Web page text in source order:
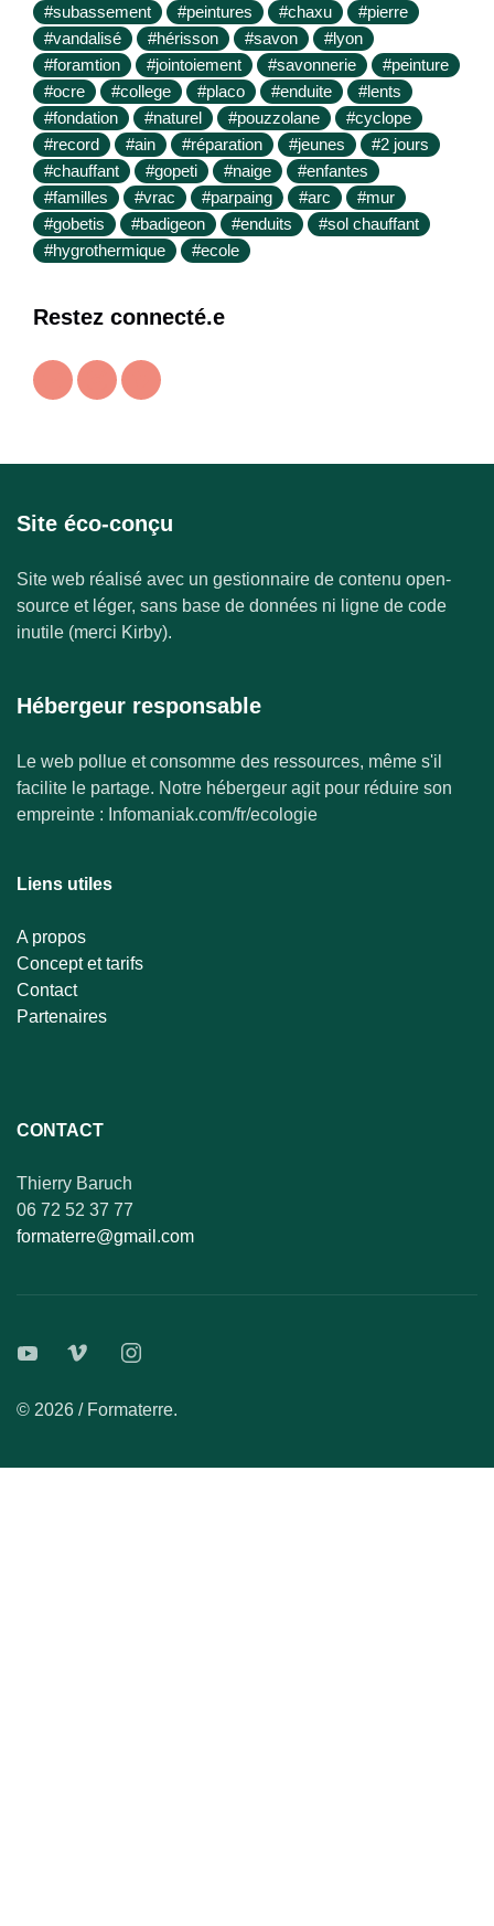
#subassement #peintures #chaxu
#pierre
#vandalisé
#hérisson #savon
#lyon
#foramtion
#jointoiement #savonnerie
#peinture
#ocre
#college #placo #enduite
#lents
#fondation
#naturel #pouzzolane
#cyclope
#record
#ain #réparation #jeunes
#2 jours
#chauffant
#gopeti #naige
#enfantes
#familles
#vrac #parpaing #arc
#mur
#gobetis
#badigeon #enduits
#sol chauffant
#hygrothermique
#ecole
Restez connecté.e
Site éco-conçu
Site web réalisé avec un gestionnaire de contenu open-
source et léger, sans base de données ni ligne de code
inutile (merci Kirby).
Hébergeur responsable
Le web pollue et consomme des ressources, même s'il
facilite le partage. Notre hébergeur agit pour réduire son
empreinte : Infomaniak.com/fr/ecologie
Liens utiles
A propos
Concept et tarifs
Contact
Partenaires
CONTACT
Thierry Baruch
06 72 52 37 77
formaterre@gmail.com
© 2026 / Formaterre.